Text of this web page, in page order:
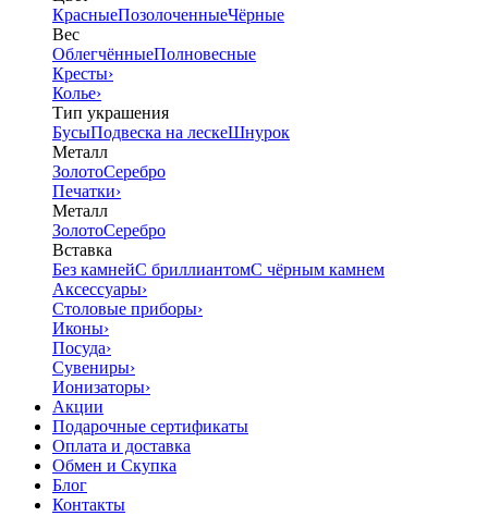
КрасныеПозолоченныеЧёрные
Вес
ОблегчённыеПолновесные
Кресты›
Колье›
Тип украшения
БусыПодвеска на лескеШнурок
Металл
ЗолотоСеребро
Печатки›
Металл
ЗолотоСеребро
Вставка
Без камнейС бриллиантомС чёрным камнем
Аксессуары›
Столовые приборы›
Иконы›
Посуда›
Сувениры›
Ионизаторы›
Акции
Подарочные сертификаты
Оплата и доставка
Обмен и Скупка
Блог
Контакты